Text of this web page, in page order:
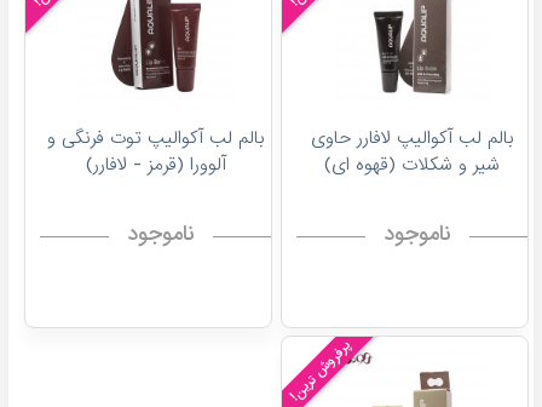
بالم لب آکوالیپ لافارر حاوی
شیر و شکلات (قهوه ای)
ناموجود
بالم لب آکوالیپ توت فرنگی و
آلوورا (قرمز - لافارر)
ناموجود
پرفروش ترین!